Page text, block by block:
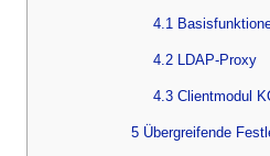
4.1
4.2 LDAP-Proxy
4.3 Clientmodul
5 Übergreifende